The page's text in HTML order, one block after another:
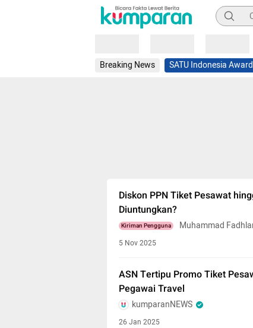
Breaking News SATU Indonesia
Diskon PPN Tiket Pesawat
Diuntungkan?
Kiriman Pengguna Muhammad
5 Nov 2025
ASN Tertipu Promo Tiket
Pegawai Travel
kumparanNEWS
26 Jan 2025